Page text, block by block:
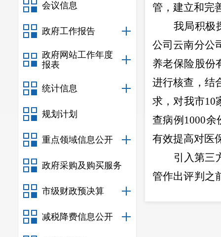
会议信息
政府工作报告
政府网站工作年度
报表
统计信息
规划计划
重点领域信息公开
政府采购及购买服务
市级财政预决算
减税降费信息公开
管，建立和完
我局积极
公司云南分公
养老保险股份
进行核查，结
求 ，对我市10
查病例 1000余
有效提高对医
引入第三
管作出评判之